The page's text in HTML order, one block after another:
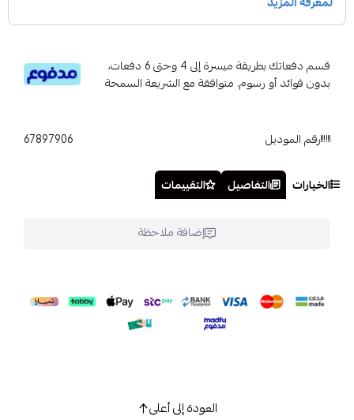
قسم دفعاتك بطريقة ميسرة إلى 4 وحتى 6 دفعات،
بدون فوائد أو رسوم. متوافقة مع الشريعة السمحة
رقم الموديل 67897906
الخيارات التفاصيل التقييمات
إضافة ملاحظة
العودة إلى أعلى